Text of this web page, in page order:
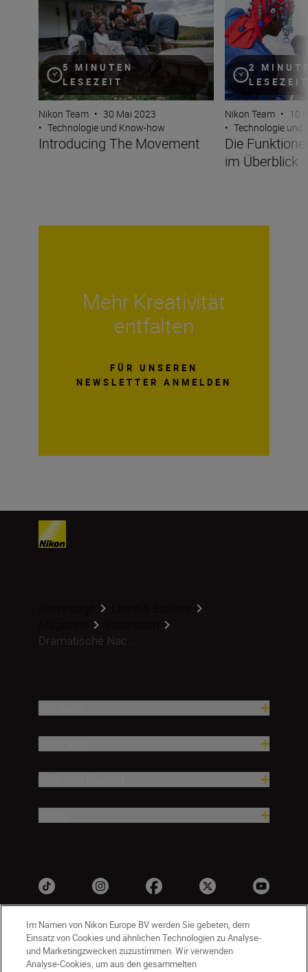
5 MINUTEN
LESEZEIT
Nikon Team • 30 Mai 2023
• Technologie und Know-how
Introducing The Movement
2
Nikon Team • 10
• Technologie und
Die
im Überblick
Mehr Kreativität
entfalten
FÜR UNSEREN
NEWSLETTER ANMELDEN
Dramatische Nac...
Im Namen von Nikon Europe BV werden Sie gebeten, dem
Einsatz von Cookies und ähnlichen Technologien zu Analyse-
und Marketingzwecken zuzustimmen. Wir verwenden
Analyse-Cookies, um aus den gesammelten